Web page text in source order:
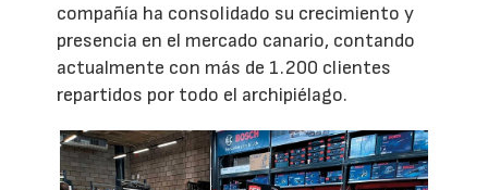
compañía ha consolidado su crecimiento y
presencia en el mercado canario, contando
actualmente con más de 1.200 clientes
repartidos por todo el archipiélago.